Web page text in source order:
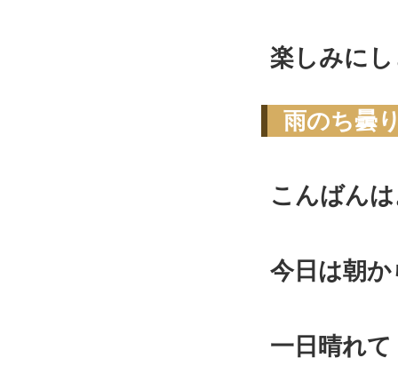
楽しみに
雨のち曇
こんばん
今日は朝
一日晴れ